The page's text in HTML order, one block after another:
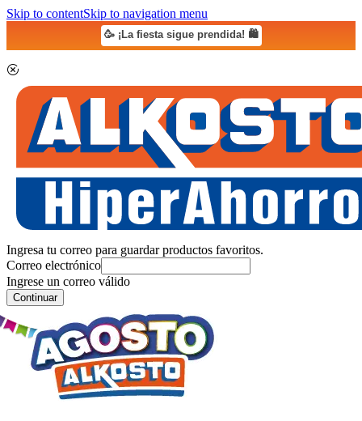
Skip to contentSkip to navigation menu
🥳 ¡La fiesta sigue prendida! 🛍️
Ingresa tu correo para guardar productos favoritos.
Correo electrónico
Ingrese un correo válido
Continuar